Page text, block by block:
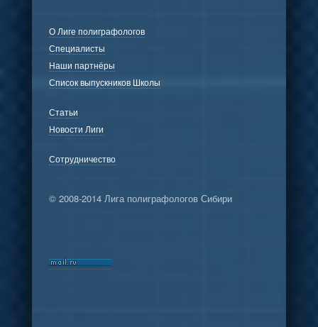
О Лиге полиграфологов
Специалисты
Наши партнёры
Список выпускников Школы
Статьи
Новости Лиги
Сотрудничество
© 2008-2014 Лига полиграфологов Сибири